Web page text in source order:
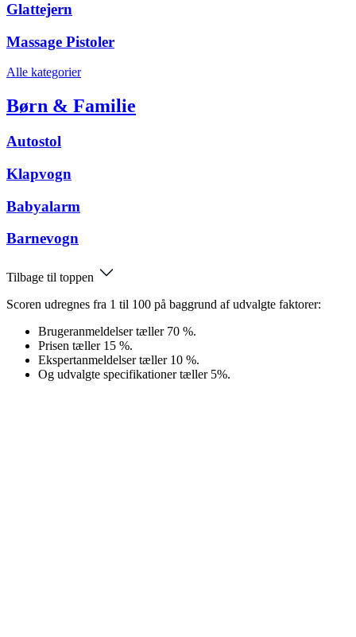
Glattejern
Massage Pistoler
Alle kategorier
Børn & Familie
Autostol
Klapvogn
Babyalarm
Barnevogn
Tilbage til toppen
Scoren udregnes fra 1 til 100 på baggrund af udvalgte faktorer:
Brugeranmeldelser tæller 70 %.
Prisen tæller 15 %.
Ekspertanmeldelser tæller 10 %.
Og udvalgte specifikationer tæller 5%.